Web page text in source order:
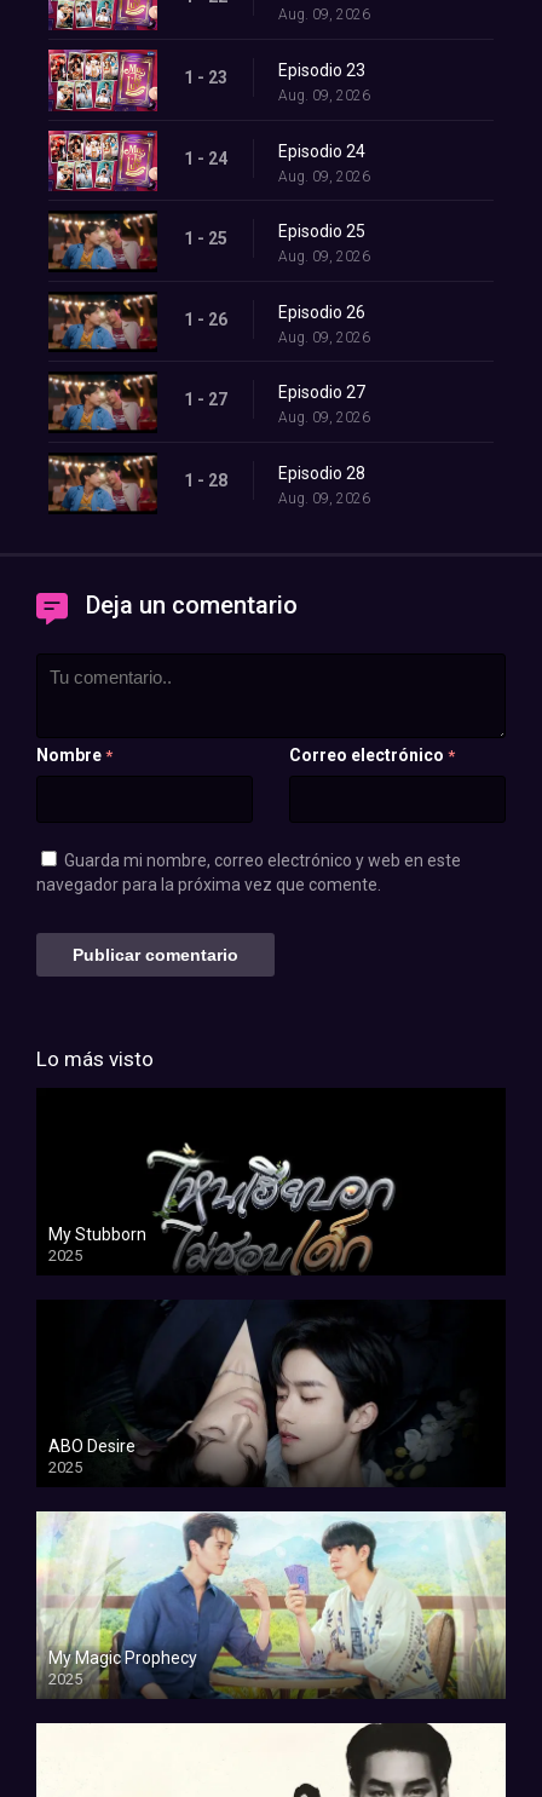
Aug. 09, 2026
1 - 23 Episodio 23
Aug. 09, 2026
1 - 24 Episodio 24
Aug. 09, 2026
1 - 25 Episodio 25
Aug. 09, 2026
1 - 26 Episodio 26
Aug. 09, 2026
1 - 27 Episodio 27
Aug. 09, 2026
1 - 28 Episodio 28
Aug. 09, 2026
Deja un comentario
Nombre * Correo electrónico *
Guarda mi nombre, correo electrónico y web en este
navegador para la próxima vez que comente.
Lo más visto
My Stubborn
2025
ABO Desire
2025
My Magic Prophecy
2025